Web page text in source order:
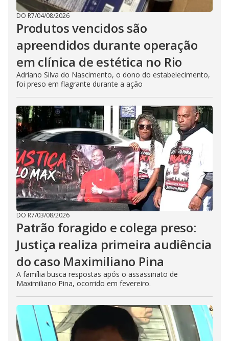
DO R7/04/08/2026
Produtos vencidos são
apreendidos durante operação
em clínica de estética no Rio
Adriano Silva do Nascimento, o dono do estabelecimento,
foi preso em flagrante durante a ação
DO R7/03/08/2026
Patrão foragido e colega preso:
Justiça realiza primeira audiência
do caso Maximiliano Pina
A família busca respostas após o assassinato de
Maximiliano Pina, ocorrido em fevereiro.